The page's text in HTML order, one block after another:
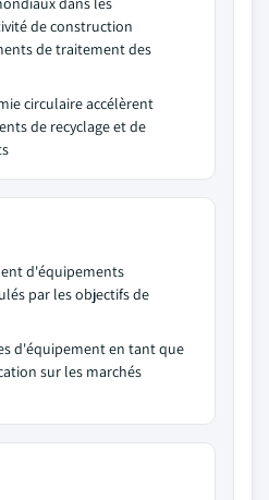
de construction
de traitement des
circulaire accélèrent
de recyclage et de
d'équipements
par les objectifs de
d'équipement en tant que
sur les marchés